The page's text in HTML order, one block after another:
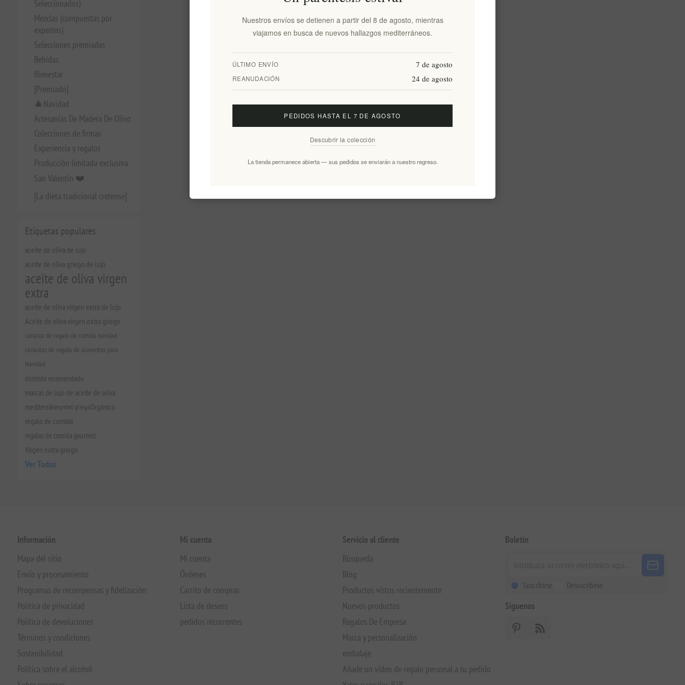
Seleccionados)
Mezclas (compuestas por
expertos)
Selecciones premiadas
Bebidas
Bienestar
[Premiado]
🎄Navidad
Artesanías De Madera De Olivo
Colecciones de firmas
Experiencia y regalos
Producción limitada exclusiva
San Valentín ❤️
[La dieta tradicional cretense]
Etiquetas populares
aceite de oliva de lujo
aceite de oliva griego de lujo
aceite de oliva virgen
extra
aceite de oliva virgen extra de lujo
Aceite de oliva virgen extra griego
canasta de regalo de comida navidad
canastas de regalo de alimentos para
Navidad
dentista recomendado
marcas de lujo de aceite de oliva
mediterráneomiel griegaOrgánico
regalo de comida
regalos de comida gourmet
Virgen extra griego
Ver Todos
Información
Mapa del sitio
Envío y procesamiento
Programas de recompensas y fidelización
Política de privacidad
Política de devoluciones
Términos y condiciones
Sostenibilidad
Política sobre el alcohol
Mi cuenta
Mi cuenta
Órdenes
Carrito de compras
Lista de deseos
pedidos recurrentes
Servicio al cliente
Búsqueda
Blog
Productos vistos recientemente
Nuevos productos
Regalos De Empresa
Marca y personalización
embalaje
Añade un vídeo de regalo personal a tu pedido
Boletín
Suscribirse Desuscribirse
Siguenos
Nuestros envíos se detienen a partir del 8 de agosto, mientras
viajamos en busca de nuevos hallazgos mediterráneos.
ÚLTIMO ENVÍO 7 de agosto
REANUDACIÓN 24 de agosto
PEDIDOS HASTA EL 7 DE AGOSTO
Descubrir la colección
La tienda permanece abierta — sus pedidos se enviarán a nuestro regreso.